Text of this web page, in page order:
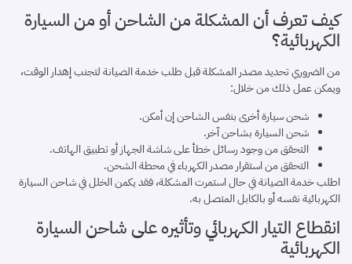
كيف تعرف أن المشكلة من الشاحن أو من السيارة
الكهربائية؟
من الضروري تحديد مصدر المشكلة قبل طلب خدمة الصيانة لتجنب إهدار الوقت،
ويمكن عمل ذلك من خلال:
شحن سيارة أخرى بنفس الشاحن إن أمكن.
شحن السيارة بشاحن آخر.
التحقق من وجود رسائل خطأ على شاشة الجهاز أو تطبيق الهاتف.
التحقق من استقرار مصدر الكهرباء في محطة الشحن.
اطلب خدمة الصيانة في حال استمرت المشكلة، فقد يكمن الخلل في شاحن السيارة
الكهربائية نفسه أو بالكابل المتصل به.
انقطاع التيار الكهربائي وتأثيره على شاحن السيارة
الكهربائية